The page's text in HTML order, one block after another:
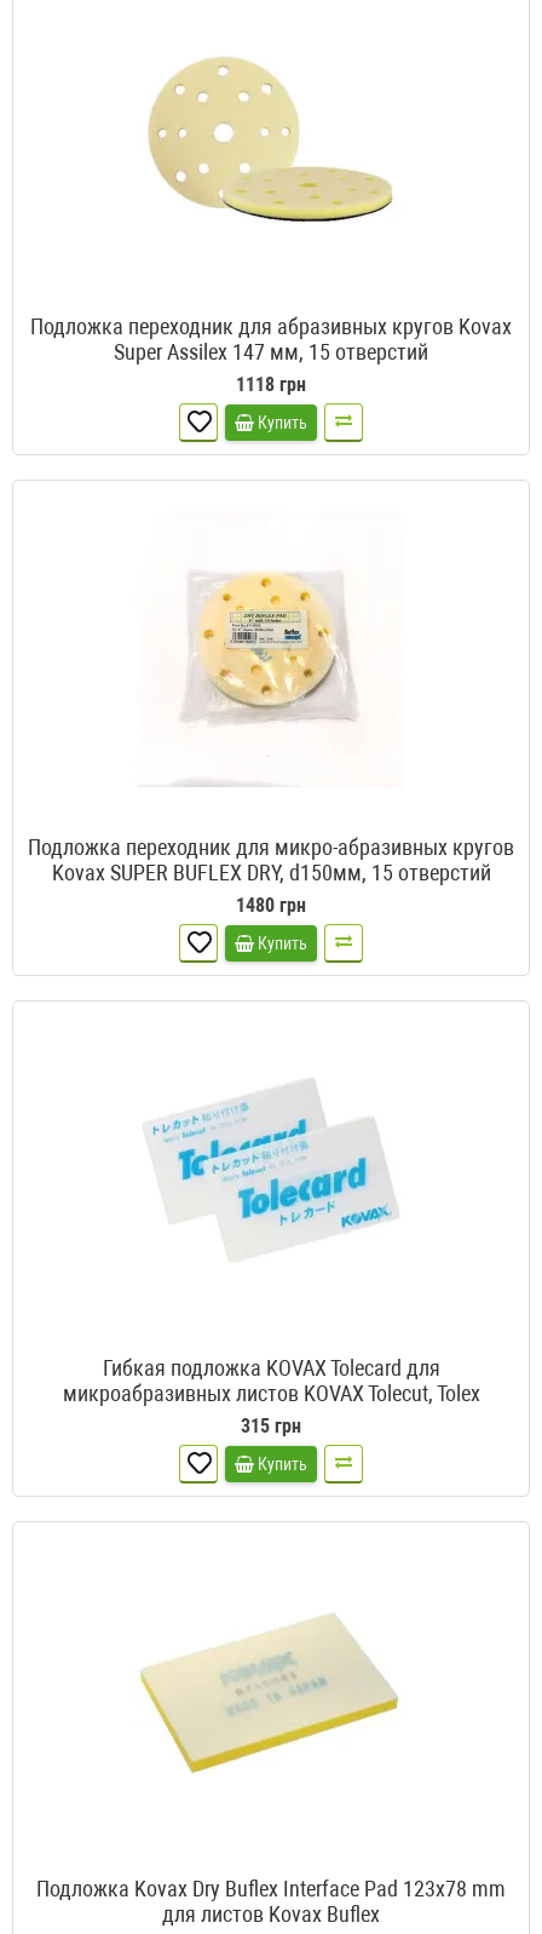
Подложка переходник для абразивных кругов Kovax
Super Assilex 147 мм, 15 отверстий
1118 грн
Купить
Подложка переходник для микро-абразивных кругов
Kovax SUPER BUFLEX DRY, d150мм, 15 отверстий
1480 грн
Купить
Гибкая подложка KOVAX Tolecard для
микроабразивных листов KOVAX Tolecut, Tolex
315 грн
Купить
Подложка Kovax Dry Buflex Interface Pad 123x78 mm
для листов Kovax Buflex